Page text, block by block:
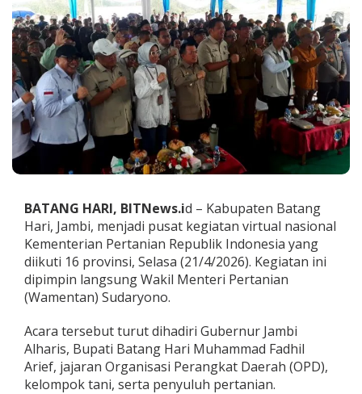
P
u
s
a
t
e
g
i
t
V
i
r
t
u
a
l
e
m
e
n
t
BATANG HARI, BITNews.id – Kabupaten Batang
Hari, Jambi, menjadi pusat kegiatan virtual nasional
Kementerian Pertanian Republik Indonesia yang
diikuti 16 provinsi, Selasa (21/4/2026). Kegiatan ini
dipimpin langsung Wakil Menteri Pertanian
(Wamentan) Sudaryono.
Acara tersebut turut dihadiri Gubernur Jambi
Alharis, Bupati Batang Hari Muhammad Fadhil
Arief, jajaran Organisasi Perangkat Daerah (OPD),
kelompok tani, serta penyuluh pertanian.